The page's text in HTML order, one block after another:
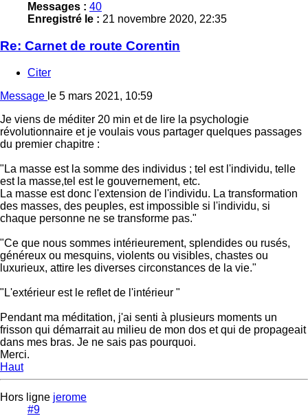
Messages : 40
Enregistré le : 21 novembre 2020, 22:35
Re: Carnet de route Corentin
Citer
Message le 5 mars 2021, 10:59
Je viens de méditer 20 min et de lire la psychologie
révolutionnaire et je voulais vous partager quelques passages
du premier chapitre :
"La masse est la somme des individus ; tel est l'individu, telle
est la masse,tel est le gouvernement, etc.
La masse est donc l'extension de l'individu. La transformation
des masses, des peuples, est impossible si l'individu, si
chaque personne ne se transforme pas."
"Ce que nous sommes intérieurement, splendides ou rusés,
généreux ou mesquins, violents ou visibles, chastes ou
luxurieux, attire les diverses circonstances de la vie."
"L'extérieur est le reflet de l'intérieur "
Pendant ma méditation, j'ai senti à plusieurs moments un
frisson qui démarrait au milieu de mon dos et qui de propageait
dans mes bras. Je ne sais pas pourquoi.
Merci.
Haut
Hors ligne jerome
#9